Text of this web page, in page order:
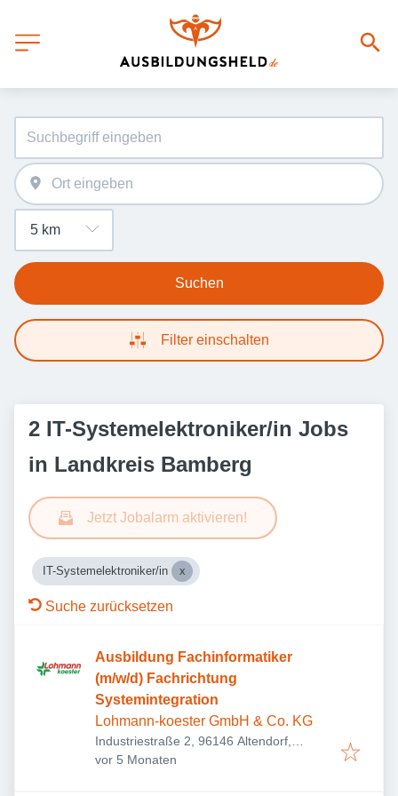
Suchen
Filter einschalten
2 IT-Systemelektroniker/in Jobs
in Landkreis Bamberg
Jetzt Jobalarm aktivieren!
IT-Systemelektroniker/in
Suche zurücksetzen
Ausbildung Fachinformatiker
(m/w/d) Fachrichtung
Systemintegration
Lohmann-koester GmbH & Co. KG
Industriestraße 2, 96146 Altendorf,
Deutschland
Veröffentlicht:
vor 5 Monaten